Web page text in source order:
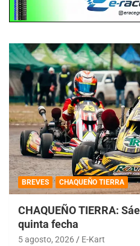
BREVES CHAQUEÑO TIERRA
CHAQUEÑO TIERRA:
quinta fecha
5 agosto, 2026 E-Kart